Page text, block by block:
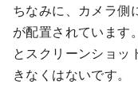
ちなみに、カメラ側
が配置されています
とスクリーンショッ
きなくはないです。